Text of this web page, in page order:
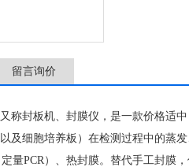
留言询价
称封板机、封膜仪，是一款价格适
及细胞培养板）在检测过程中的蒸
量PCR）、热封膜。替代手工封膜